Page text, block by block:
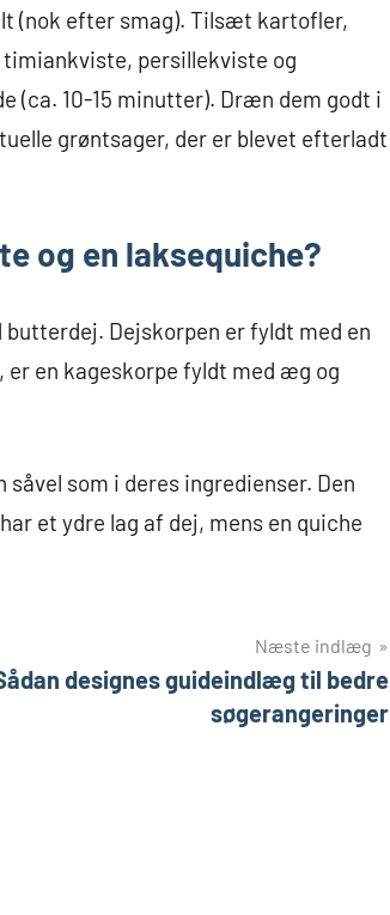
(nok efter smag). Tilsæt kartofler,
persillekviste og
(ca. 10-15 minutter). Dræn dem godt i
grøntsager, der er blevet efterladt
og en laksequiche?
Dejskorpen er fyldt med en
er en kageskorpe fyldt med æg og
som i deres ingredienser. Den
et ydre lag af dej, mens en quiche
Næste indlæg
designes guideindlæg til bedre
søgerangeringer